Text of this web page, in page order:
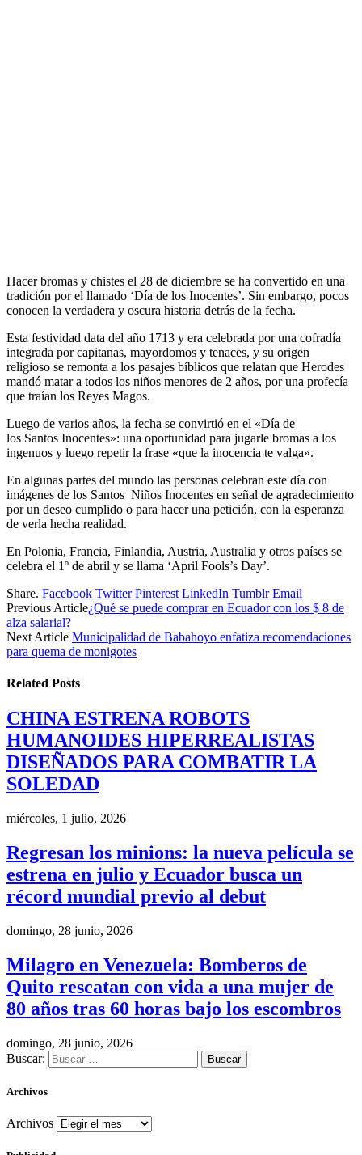
Hacer bromas y chistes el 28 de diciembre se ha convertido en una
tradición por el llamado ‘Día de los Inocentes’. Sin embargo, pocos
conocen la verdadera y oscura historia detrás de la fecha.
Esta festividad data del año 1713 y era celebrada por una cofradía
integrada por capitanas, mayordomos y tenaces, y su origen
religioso se remonta a los pasajes bíblicos que relatan que Herodes
mandó matar a todos los niños menores de 2 años, por una profecía
que traían los Reyes Magos.
Luego de varios años, la fecha se convirtió en el «Día de
los Santos Inocentes»: una oportunidad para jugarle bromas a los
ingenuos y luego repetir la frase «que la inocencia te valga».
En algunas partes del mundo las personas celebran este día con
imágenes de los Santos Niños Inocentes en señal de agradecimiento
por un deseo cumplido o para hacer una petición, con la esperanza
de verla hecha realidad.
En Polonia, Francia, Finlandia, Austria, Australia y otros países se
celebra el 1º de abril y se llama ‘April Fools’s Day’.
Share. Facebook Twitter Pinterest LinkedIn Tumblr Email
Previous Article¿Qué se puede comprar en Ecuador con los $ 8 de
alza salarial?
Next Article Municipalidad de Babahoyo enfatiza recomendaciones
para quema de monigotes
Related Posts
CHINA ESTRENA ROBOTS
HUMANOIDES HIPERREALISTAS
DISEÑADOS PARA COMBATIR LA
SOLEDAD
miércoles, 1 julio, 2026
Regresan los minions: la nueva película se
estrena en julio y Ecuador busca un
récord mundial previo al debut
domingo, 28 junio, 2026
Milagro en Venezuela: Bomberos de
Quito rescatan con vida a una mujer de
80 años tras 60 horas bajo los escombros
domingo, 28 junio, 2026
Buscar:
Archivos
Archivos